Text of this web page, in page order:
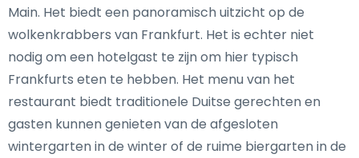
Main. Het biedt een panoramisch uitzicht op de
wolkenkrabbers van Frankfurt. Het is echter niet
nodig om een hotelgast te zijn om hier typisch
Frankfurts eten te hebben. Het menu van het
restaurant biedt traditionele Duitse gerechten en
gasten kunnen genieten van de afgesloten
wintergarten in de winter of de ruime biergarten in de